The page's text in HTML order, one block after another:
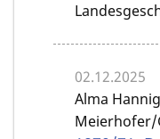
02.12.2025
Alma
Meierhofer/